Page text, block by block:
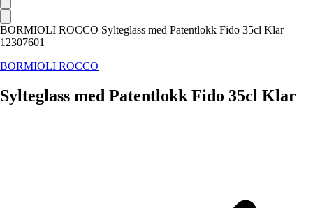
BORMIOLI ROCCO Sylteglass med Patentlokk Fido 35cl Klar
12307601
BORMIOLI ROCCO
Sylteglass med Patentlokk Fido 35cl Klar